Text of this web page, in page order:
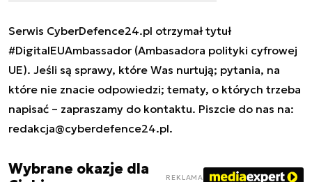
Serwis CyberDefence24.pl otrzymał tytuł
#DigitalEUAmbassador (Ambasadora polityki cyfrowej
UE). Jeśli są sprawy, które Was nurtują; pytania, na
które nie znacie odpowiedzi; tematy, o których trzeba
napisać – zapraszamy do kontaktu. Piszcie do nas na:
redakcja@cyberdefence24.pl.
Wybrane okazje dla
REKLAMA